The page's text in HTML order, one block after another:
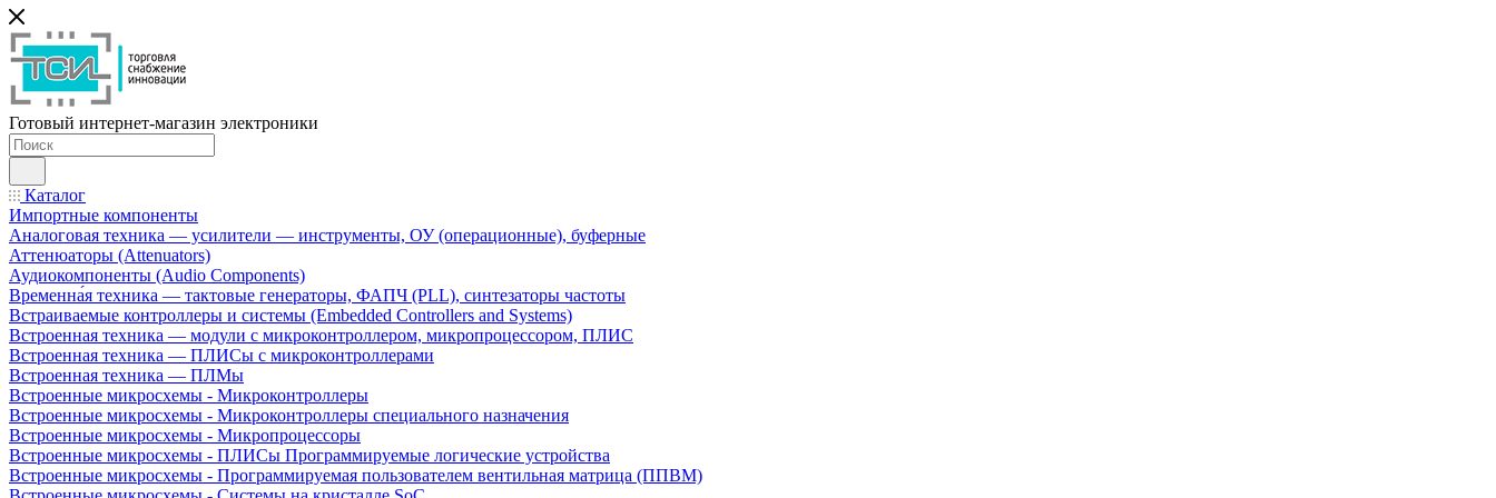
Готовый интернет-магазин электроники
Каталог
Импортные компоненты
Аналоговая техника — усилители — инструменты, ОУ (операционные), буферные
Аттенюаторы (Attenuators)
Аудиокомпоненты (Audio Components)
Временна́я техника — тактовые генераторы, ФАПЧ (PLL), синтезаторы частоты
Встраиваемые контроллеры и системы (Embedded Controllers and Systems)
Встроенная техника — модули с микроконтроллером, микропроцессором, ПЛИС
Встроенная техника — ПЛИСы с микроконтроллерами
Встроенная техника — ПЛМы
Встроенные микросхемы - Микроконтроллеры
Встроенные микросхемы - Микроконтроллеры специального назначения
Встроенные микросхемы - Микропроцессоры
Встроенные микросхемы - ПЛИСы Программируемые логические устройства
Встроенные микросхемы - Программируемая пользователем вентильная матрица (ППВМ)